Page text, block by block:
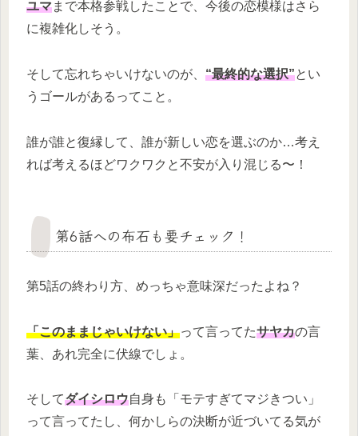
ユマまで本格参戦したことで、今後の恋模様はさら
に複雑化しそう。
そして忘れちゃいけないのが、 “最終的な選択”とい
うゴールがあるってこと。
誰が誰と復縁して、誰が新しい恋を選ぶのか…考え
れば考えるほどワクワクと不安が入り混じる〜！
第6話への布石も要チェック！
第5話の終わり方、めっちゃ意味深だったよね？
「このままじゃいけない」って言ってたサヤカの言
葉、あれ完全に伏線でしょ。
そしてダイシロウ自身も「モテすぎてマジきつい」
って言ってたし、何かしらの決断が近づいてる気が